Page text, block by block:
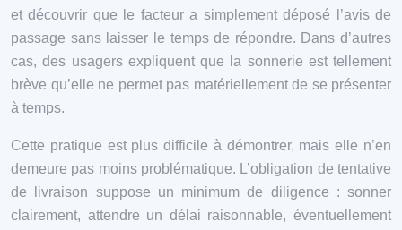
et découvrir que le facteur a simplement déposé l’avis de
passage sans laisser le temps de répondre. Dans d’autres
cas, des usagers expliquent que la sonnerie est tellement
brève qu’elle ne permet pas matériellement de se présenter
à temps.
Cette pratique est plus difficile à démontrer, mais elle n’en
demeure pas moins problématique. L’obligation de tentative
de livraison suppose un minimum de diligence : sonner
clairement, attendre un délai raisonnable, éventuellement